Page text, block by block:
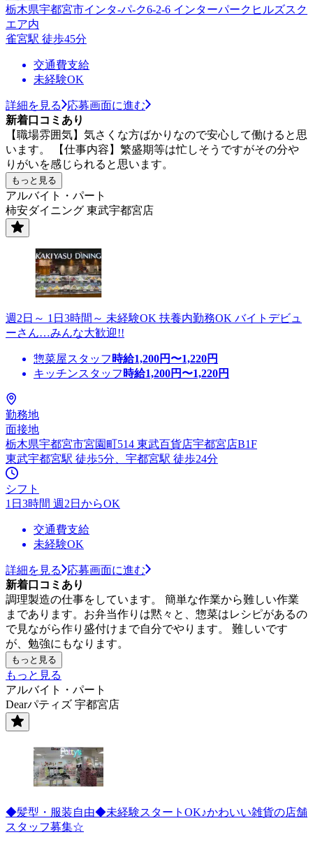
栃木県宇都宮市インタ-パ-ク6-2-6 インターパークヒルズスク
エア内
雀宮駅 徒歩45分
交通費支給
未経験OK
詳細を見る
応募画面に進む
新着口コミあり
【職場雰囲気】気さくな方ばかりなので安心して働けると思
います。 【仕事内容】繁盛期等は忙しそうですがその分や
りがいを感じられると思います。
もっと見る
アルバイト・パート
柿安ダイニング 東武宇都宮店
週2日～ 1日3時間～ 未経験OK 扶養内勤務OK バイトデビュ
ーさん…みんな大歓迎!!
惣菜屋スタッフ 時給1,200円〜1,220円
キッチンスタッフ 時給1,200円〜1,220円
勤務地
面接地
栃木県宇都宮市宮園町514 東武百貨店宇都宮店B1F
東武宇都宮駅 徒歩5分、宇都宮駅 徒歩24分
シフト
1日3時間 週2日からOK
交通費支給
未経験OK
詳細を見る
応募画面に進む
新着口コミあり
調理製造の仕事をしています。 簡単な作業から難しい作業
まであります。お弁当作りは黙々と、惣菜はレシピがあるの
で見ながら作り盛付けまで自分でやります。 難しいです
が、勉強にもなります。
もっと見る
もっと見る
アルバイト・パート
Dearパティズ 宇都宮店
◆髪型・服装自由◆未経験スタートOK♪かわいい雑貨の店舗
スタッフ募集☆